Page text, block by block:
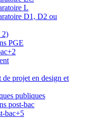
L
D1, D2 ou
2)
PGE
projet en design et
publiques
post-bac
bac+5